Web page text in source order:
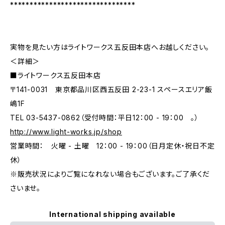
********************************
実物を見たい方はライトワークス五反田本店へお越しください。
＜詳細＞
■ライトワークス五反田本店
〒141-0031 東京都品川区西五反田 2-23-1 スペースエリア飯
嶋1F
TEL 03-5437-0862（受付時間：平日12：00 - 19：00 。）
http://www.light-works.jp/shop
営業時間： 火曜 - 土曜 12：00 - 19：00（日月定休・祝日不定
休）
※販売状況によりご覧になれない場合もございます。ご了承くだ
さいませ。
International shipping available